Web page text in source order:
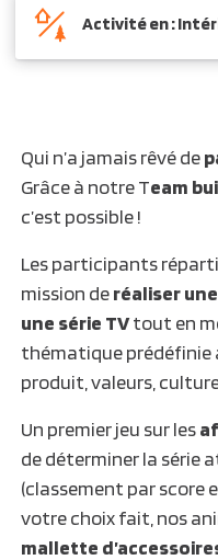
Activité en :
Qui n’a jamais rêvé de
Grâce à notre Team
c’est possible !
Les participants
mission deréaliser
une série TVtout en
thématique prédéfinie
produit, valeurs,
Un premier jeu sur les
de déterminer la série
(classement par score
votre choix fait, nos
mallette